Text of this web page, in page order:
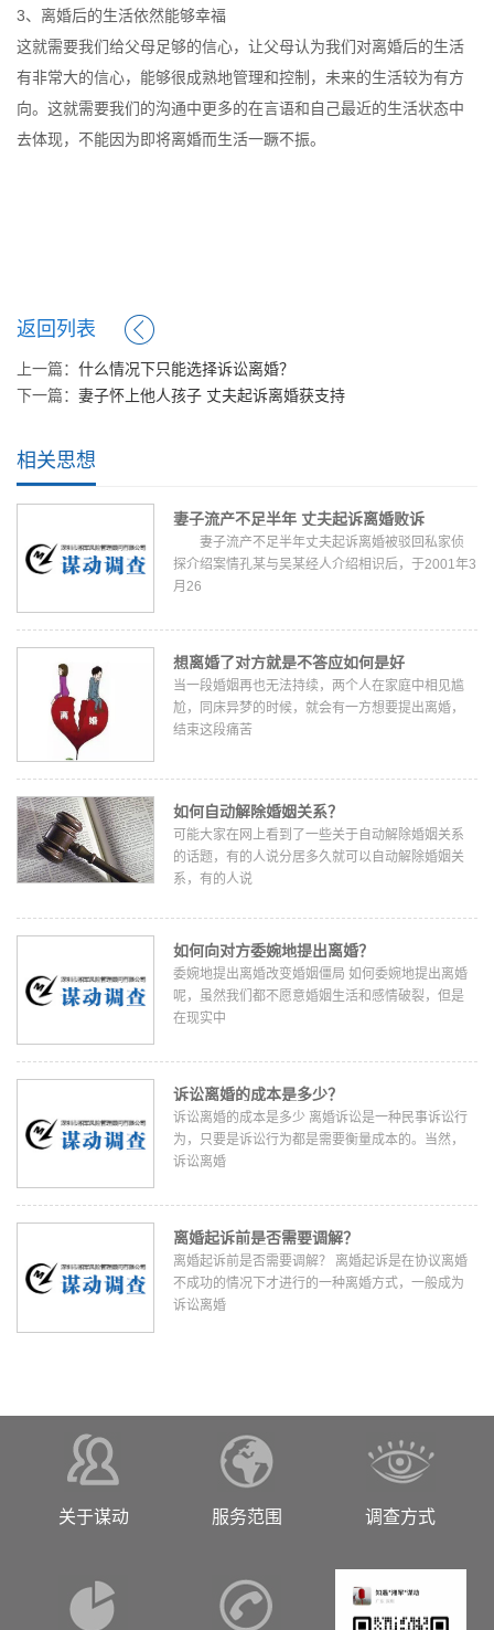
3、离婚后的生活依然能够幸福
这就需要我们给父母足够的信心，让父母认为我们对离婚后的生活
有非常大的信心，能够很成熟地管理和控制，未来的生活较为有方
向。这就需要我们的沟通中更多的在言语和自己最近的生活状态中
去体现，不能因为即将离婚而生活一蹶不振。
返回列表
上一篇： 什么情况下只能选择诉讼离婚？
下一篇： 妻子怀上他人孩子 丈夫起诉离婚获支持
相关思想
妻子流产不足半年 丈夫起诉离婚败诉
妻子流产不足半年丈夫起诉离婚被驳回私家侦
探介绍案情孔某与吴某经人介绍相识后，于2001年3
月26
想离婚了对方就是不答应如何是好
当一段婚姻再也无法持续，两个人在家庭中相见尴
尬，同床异梦的时候，就会有一方想要提出离婚，
结束这段痛苦
如何自动解除婚姻关系？
可能大家在网上看到了一些关于自动解除婚姻关系
的话题，有的人说分居多久就可以自动解除婚姻关
系，有的人说
如何向对方委婉地提出离婚？
委婉地提出离婚改变婚姻僵局 如何委婉地提出离婚
呢，虽然我们都不愿意婚姻生活和感情破裂，但是
在现实中
诉讼离婚的成本是多少？
诉讼离婚的成本是多少 离婚诉讼是一种民事诉讼行
为，只要是诉讼行为都是需要衡量成本的。当然，
诉讼离婚
离婚起诉前是否需要调解？
离婚起诉前是否需要调解？ 离婚起诉是在协议离婚
不成功的情况下才进行的一种离婚方式，一般成为
诉讼离婚
关于谋动 服务范围 调查方式